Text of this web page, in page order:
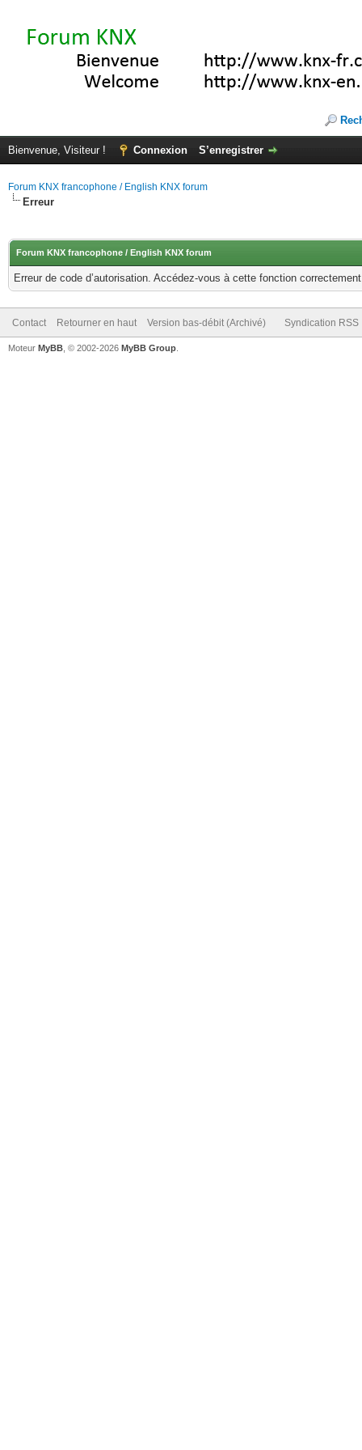
Bienvenue, Visiteur ! Connexion S’enregistrer
Forum KNX francophone / English KNX forum
Erreur
Forum KNX francophone / English KNX forum
Erreur de code d’autorisation. Accédez-vous à cette fonction
Contact Retourner en haut Version bas-débit (Archivé) Syndication RSS
Moteur MyBB , © 2002-2026 MyBB Group